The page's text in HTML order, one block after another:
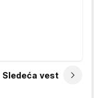
Sledeća vest